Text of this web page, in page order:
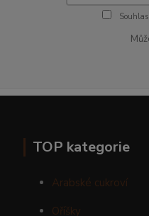
TOP kategorie
Arabské cukroví
Oříšky